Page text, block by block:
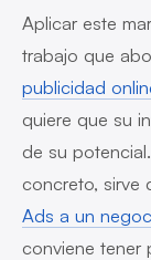
Aplicar este
trabajo que
publicidad
quiere que su
de su
concreto, sirve
Ads a un
conviene tener